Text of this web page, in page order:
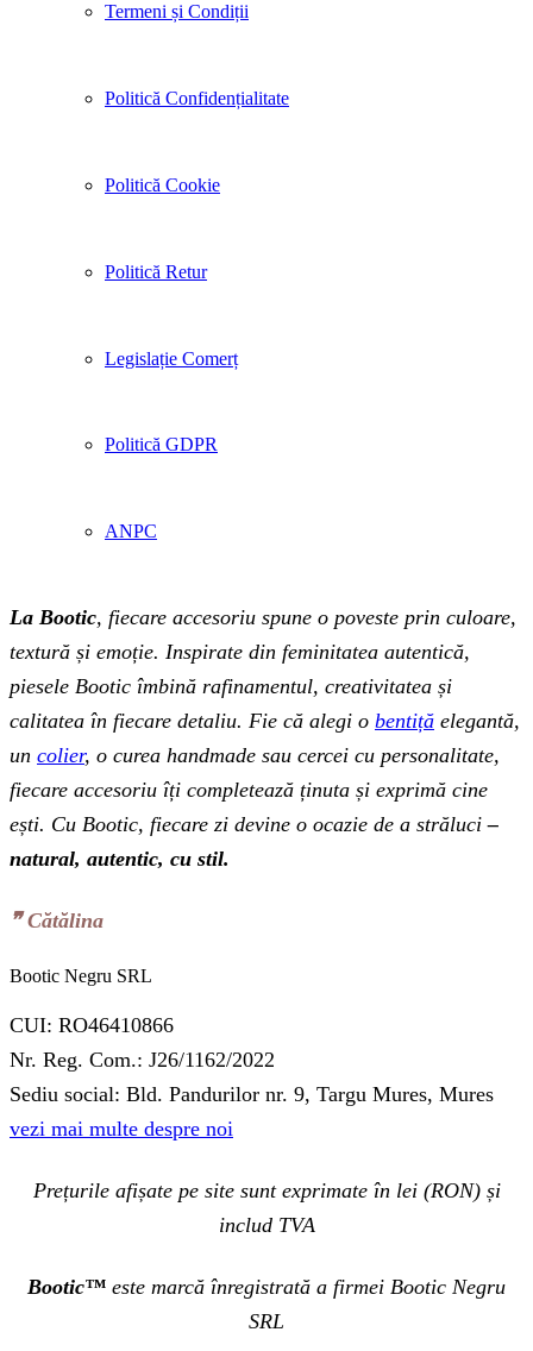
Termeni și Condiții
Politică Confidențialitate
Politică Cookie
Politică Retur
Legislație Comerț
Politică GDPR
ANPC
La Bootic, fiecare accesoriu spune o poveste prin culoare,
textură și emoție. Inspirate din feminitatea autentică,
piesele Bootic îmbină rafinamentul, creativitatea și
calitatea în fiecare detaliu. Fie că alegi o bentiță elegantă,
un colier, o curea handmade sau cercei cu personalitate,
fiecare accesoriu îți completează ținuta și exprimă cine
ești. Cu Bootic, fiecare zi devine o ocazie de a străluci –
natural, autentic, cu stil.
❞‬ Cătălina
Bootic Negru SRL
CUI: RO46410866
Nr. Reg. Com.: J26/1162/2022
Sediu social: Bld. Pandurilor nr. 9, Targu Mures, Mures
vezi mai multe despre noi
Prețurile afișate pe site sunt exprimate în lei (RON) și
includ TVA
Bootic™ este marcă înregistrată a firmei Bootic Negru
SRL